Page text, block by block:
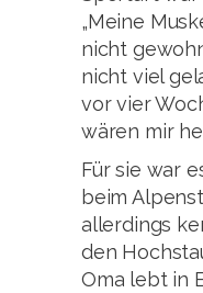
„Meine
nicht
nicht viel
vor vier
wären mir
Für sie war
beim
allerdings
den
Oma lebt in